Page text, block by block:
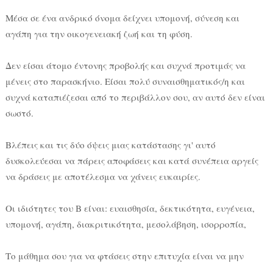
Μέσα σε ένα ανδρικό όνομα δείχνει υπομονή, σύνεση και
αγάπη για την οικογενειακή ζωή και τη φύση.
Δεν είσαι άτομο έντονης προβολής και συχνά προτιμάς να
μένεις στο παρασκήνιο. Είσαι πολύ συναισθηματικός/η και
συχνά καταπιέζεσαι από το περιβάλλον σου, αν αυτό δεν είναι
σωστό.
Βλέπεις και τις δύο όψεις μιας κατάστασης γι' αυτό
δυσκολεύεσαι να πάρεις αποφάσεις και κατά συνέπεια αργείς
να δράσεις με αποτέλεσμα να χάνεις ευκαιρίες.
Οι ιδιότητες του Β είναι: ευαισθησία, δεκτικότητα, ευγένεια,
υπομονή, αγάπη, διακριτικότητα, μεσολάβηση, ισορροπία,
Το μάθημα σου για να φτάσεις στην επιτυχία είναι να μην